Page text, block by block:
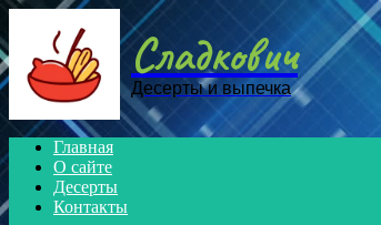
Сладкович
Десерты и выпечка
Главная
О сайте
Десерты
Контакты